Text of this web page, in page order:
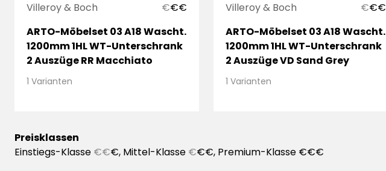
Villeroy & Boch €€€
ARTO-Möbelset 03 A18 Wascht.
1200mm 1HL WT-Unterschrank
2 Auszüge RR Macchiato
1 Varianten
Villeroy & Boch €€€
ARTO-Möbelset 03 A18 Wascht.
1200mm 1HL WT-Unterschrank
2 Auszüge VD Sand Grey
1 Varianten
Preisklassen
Einstiegs-Klasse €€€, Mittel-Klasse €€€, Premium-Klasse €€€